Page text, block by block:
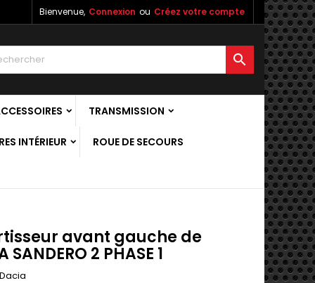
Bienvenue, Connexion ou Créez votre compte

TRANSMISSION
INTÉRIEUR ROUE DE SECOURS
avant gauche de
SANDERO 2 PHASE 1
Dacia